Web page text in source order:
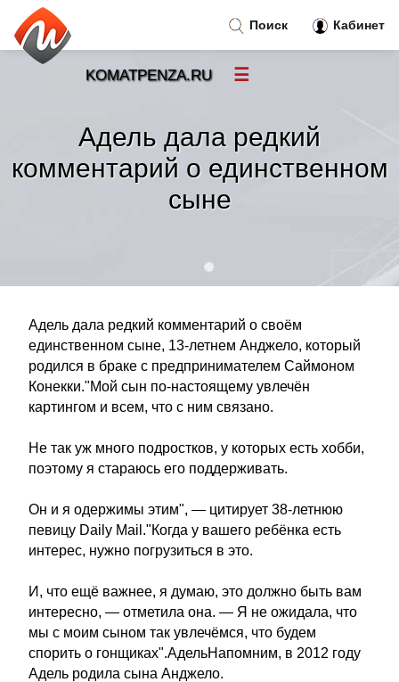
Адель дала редкий
комментарий о единственном
сыне
Адель дала редкий комментарий о своём
единственном сыне, 13-летнем Анджело, который
родился в браке с предпринимателем Саймоном
Конекки."Мой сын по-настоящему увлечён
картингом и всем, что с ним связано.
Не так уж много подростков, у которых есть хобби,
поэтому я стараюсь его поддерживать.
Он и я одержимы этим", — цитирует 38-летнюю
певицу Daily Mail."Когда у вашего ребёнка есть
интерес, нужно погрузиться в это.
И, что ещё важнее, я думаю, это должно быть вам
интересно, — отметила она. — Я не ожидала, что
мы с моим сыном так увлечёмся, что будем
спорить о гонщиках".АдельНапомним, в 2012 году
Адель родила сына Анджело.
Поиск Кабинет
KOMATPENZA.RU ☰
Новости»
Тренды новостей»